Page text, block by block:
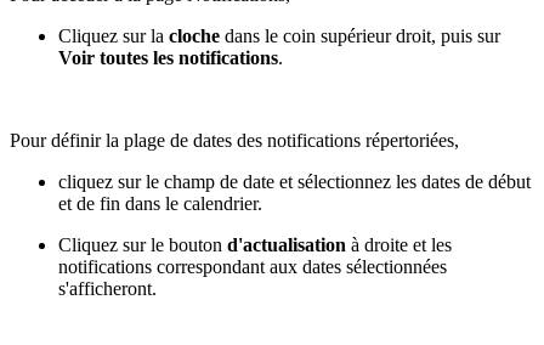
Cliquez sur la cloche dans le coin supérieur droit, puis sur
Voir toutes les notifications.
Pour définir la plage de dates des notifications répertoriées,
cliquez sur le champ de date et sélectionnez les dates de début
et de fin dans le calendrier.
Cliquez sur le bouton d'actualisation à droite et les
notifications correspondant aux dates sélectionnées
s'afficheront.